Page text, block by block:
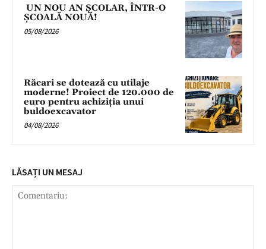
UN NOU AN ȘCOLAR, ÎNTR-O
ȘCOALĂ NOUĂ!
05/08/2026
Răcari se dotează cu utilaje
moderne! Proiect de 120.000 de
euro pentru achiziția unui
buldoexcavator
04/08/2026
LĂSAȚI UN MESAJ